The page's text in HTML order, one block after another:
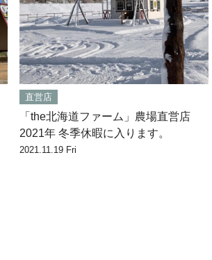
直営店
「the北海道ファーム」農場直営店
2021年 冬季休暇に入ります。
2021.11.19 Fri